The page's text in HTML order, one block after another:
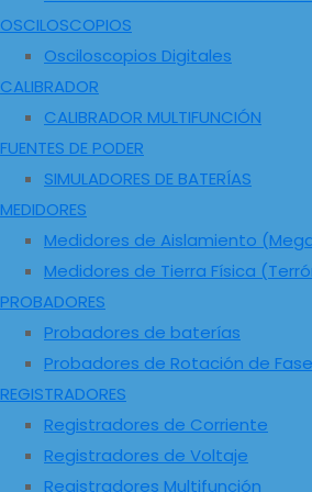
OSCILOSCOPIOS
Osciloscopios Digitales
CALIBRADOR
CALIBRADOR MULTIFUNCIÓN
FUENTES DE PODER
SIMULADORES DE BATERÍAS
MEDIDORES
Medidores de Aislamiento
Medidores de Tierra Física
PROBADORES
Probadores de baterías
Probadores de Rotación de Fase
REGISTRADORES
Registradores de Corriente
Registradores de Voltaje
Registradores Multifunción